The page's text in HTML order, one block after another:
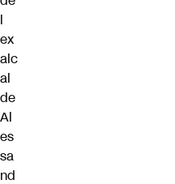
l
ex
alc
al
de
Al
es
sa
nd